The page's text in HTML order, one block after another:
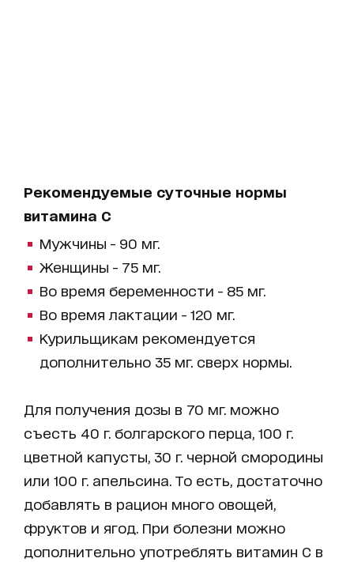
Рекомендуемые суточные нормы
витамина С
Мужчины - 90 мг.
Женщины - 75 мг.
Во время беременности - 85 мг.
Во время лактации - 120 мг.
Курильщикам рекомендуется
дополнительно 35 мг. сверх нормы.
Для получения дозы в 70 мг. можно
съесть 40 г. болгарского перца, 100 г.
цветной капусты, 30 г. черной смородины
или 100 г. апельсина. То есть, достаточно
добавлять в рацион много овощей,
фруктов и ягод. При болезни можно
дополнительно употреблять витамин С в